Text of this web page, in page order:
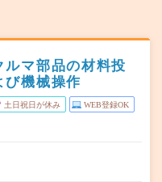
ルマ部品の材料投
び機械操作
土日祝日が休み WEB登録OK